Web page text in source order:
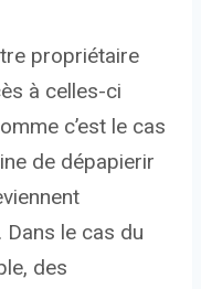
propriétaire
à celles-ci
c’est le cas
de dépapierir
le cas du
des